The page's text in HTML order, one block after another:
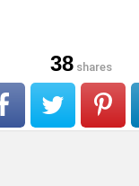
38shares